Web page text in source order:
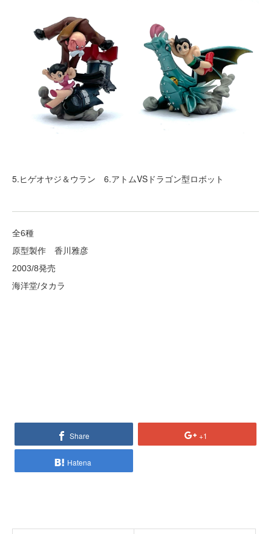
5.ヒゲオヤジ＆ウラン 6.アトムVSドラゴン型ロボット
全6種
原型製作 香川雅彦
2003/8発売
海洋堂/タカラ
Share +1
Hatena